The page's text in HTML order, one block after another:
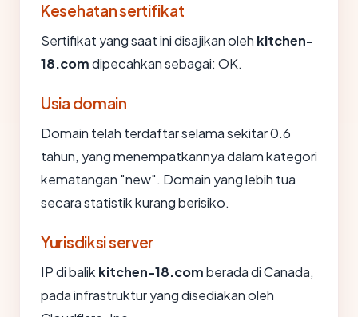
Kesehatan sertifikat
Sertifikat yang saat ini disajikan oleh kitchen-
18.comdipecahkan sebagai: OK.
Usia domain
Domain telah terdaftar selama sekitar 0.6
tahun, yang menempatkannya dalam kategori
kematangan "new". Domain yang lebih tua
secara statistik kurang berisiko.
Yurisdiksi server
IP di balik kitchen-18.comberada di Canada,
pada infrastruktur yang disediakan oleh